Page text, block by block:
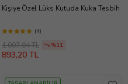
Kişiye Özel Lüks Kutuda Kuka Tesbih
(4)
1.007,04 TL %11
893,20 TL